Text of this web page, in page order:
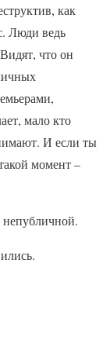
как
Люди ведь
что он
мало кто
И если ты
момент –